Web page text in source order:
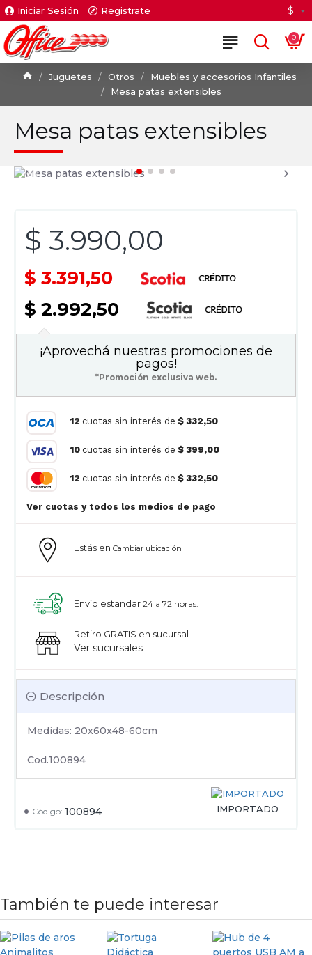
Iniciar Sesión Registrate $
0
Juguetes Otros
Muebles y accesorios Infantiles
Mesa patas extensibles
Mesa patas extensibles
Código: 100894 IMPORTADO
$ 3.990,00
$ 3.391,50
$ 2.992,50
Descripción
Medidas: 20x60x48-60cm
Cod.100894
Estás en Cambiar ubicación
Envío estandar 24 a 72 horas.
Retiro GRATIS en sucursal
Ver sucursales
¡Aprovechá nuestras promociones de
pagos!
*Promoción exclusiva web.
12 cuotas sin interés de $ 332,50
10 cuotas sin interés de $ 399,00
12 cuotas sin interés de $ 332,50
Ver cuotas y todos los medios de pago
También te puede interesar